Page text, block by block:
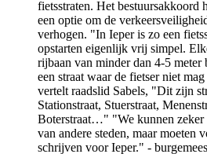
fietsstraten. Het bestuursakkoord
een optie om de
verhogen. "In Ieper is zo een
opstarten eigenlijk vrij simpel.
rijbaan van minder dan 4-5 meter
een straat waar de fietser niet
vertelt raadslid Sabels, "Dit zijn
Stationstraat, Stuerstraat,
Boterstraat…" "We kunnen zeker
van andere steden, maar moeten
schrijven voor Ieper." -